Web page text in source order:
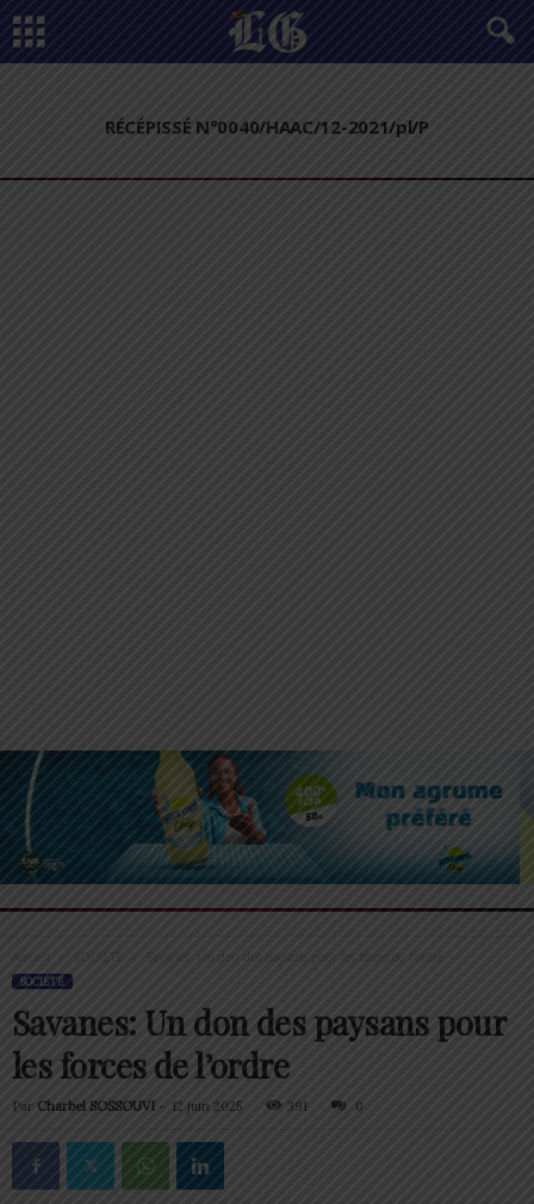
RÉCÉPISSÉ N°0040/HAAC/12-2021/pl/P
Accueil Savanes: Un don des paysans pour les forces de l’ordre
SOCIÉTÉ
Savanes: Un don des paysans pour
les forces de l’ordre
Par Charbel SOSSOUVI - 12 juin 2025 391 0